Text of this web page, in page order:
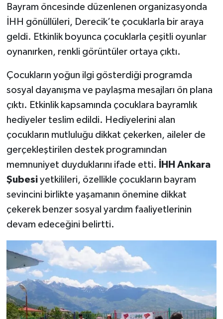
Bayram öncesinde düzenlenen organizasyonda
İHH gönüllüleri, Derecik’te çocuklarla bir araya
geldi. Etkinlik boyunca çocuklarla çeşitli oyunlar
oynanırken, renkli görüntüler ortaya çıktı.
Çocukların yoğun ilgi gösterdiği programda
sosyal dayanışma ve paylaşma mesajları ön plana
çıktı. Etkinlik kapsamında çocuklara bayramlık
hediyeler teslim edildi. Hediyelerini alan
çocukların mutluluğu dikkat çekerken, aileler de
gerçekleştirilen destek programından
memnuniyet duyduklarını ifade etti.
İHH Ankara
Şubesiyetkilileri, özellikle çocukların bayram
sevincini birlikte yaşamanın önemine dikkat
çekerek benzer sosyal yardım faaliyetlerinin
devam edeceğini belirtti.